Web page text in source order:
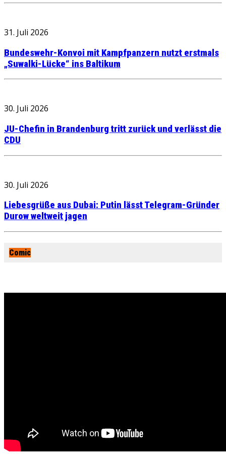
31. Juli 2026
Bundeswehr-Konvoi mit Kampfpanzern nutzt erstmals
„Suwalki-Lücke“ ins Baltikum
30. Juli 2026
JU-Chefin in Brandenburg tritt zurück und verlässt die
CDU
30. Juli 2026
Liebesgrüße aus Dubai: Putin lässt Telegram-Gründer
Durow weltweit jagen
Comic